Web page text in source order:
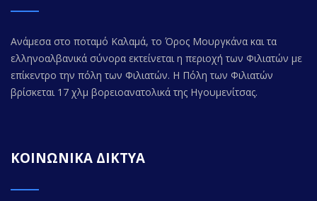
Ανάμεσα στο ποταμό Καλαμά, το Όρος Μουργκάνα και τα
ελληνοαλβανικά σύνορα εκτείνεται η περιοχή των Φιλιατών με
επίκεντρο την πόλη των Φιλιατών. Η Πόλη των Φιλιατών
βρίσκεται 17 χλμ βορειοανατολικά της Ηγουμενίτσας.
ΚΟΙΝΩΝΙΚΑ ΔΙΚΤΥΑ